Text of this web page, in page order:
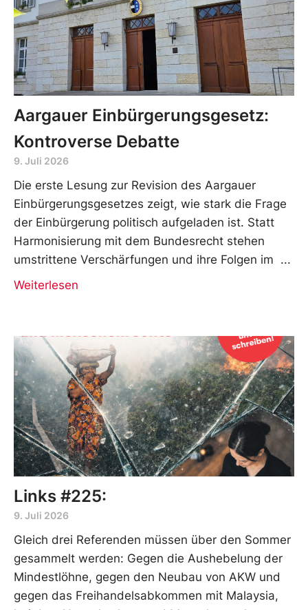
Aargauer Einbürgerungsgesetz:
Kontroverse Debatte
9. Juli 2026
Die erste Lesung zur Revision des Aargauer
Einbürgerungsgesetzes zeigt, wie stark die Frage
der Einbürgerung politisch aufgeladen ist. Statt
Harmonisierung mit dem Bundesrecht stehen
umstrittene Verschärfungen und ihre Folgen im
Weiterlesen
Links #225:
9. Juli 2026
Gleich drei Referenden müssen über den Sommer
gesammelt werden: Gegen die Aushebelung der
Mindestlöhne, gegen den Neubau von AKW und
gegen das Freihandelsabkommen mit Malaysia,